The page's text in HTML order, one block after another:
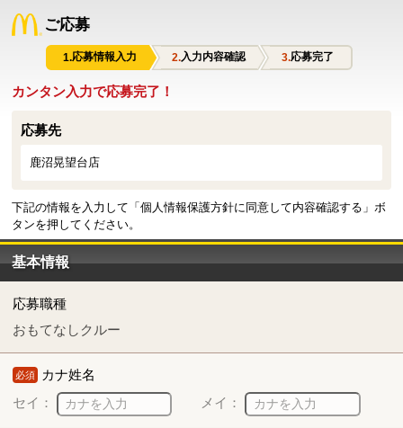
ご応募
応募情報入力 入力内容確認 応募完了
カンタン入力で応募完了！
応募先
鹿沼晃望台店
下記の情報を入力して「個人情報保護方針に同意して内容確認する」ボ
タンを押してください。
基本情報
応募職種
おもてなしクルー
必須 カナ姓名
セイ：
メイ：